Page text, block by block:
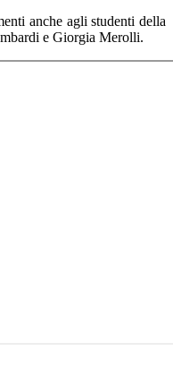
anche agli studenti della
e Giorgia Merolli.